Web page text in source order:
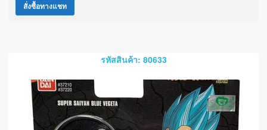
สั่งซื้อทางแชท
รหัสสินค้า: 80633